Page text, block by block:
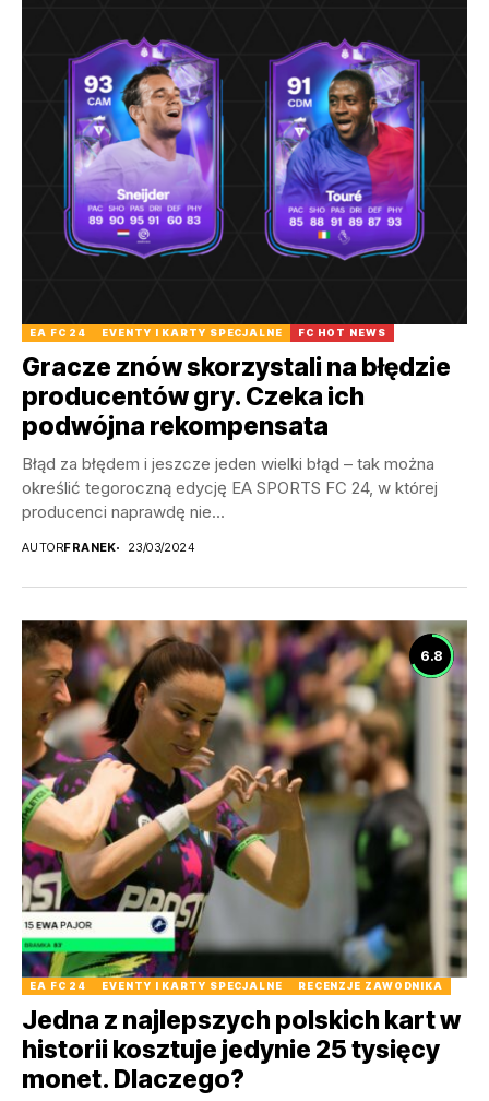
EA FC 24 EVENTY I KARTY SPECJALNE FC HOT NEWS
Gracze znów skorzystali na błędzie
producentów gry. Czeka ich
podwójna rekompensata
Błąd za błędem i jeszcze jeden wielki błąd – tak można
określić tegoroczną edycję EA SPORTS FC 24, w której
producenci naprawdę nie...
AUTORFRANEK 23/03/2024
6.8
EA FC 24 EVENTY I KARTY SPECJALNE RECENZJE ZAWODNIKA
Jedna z najlepszych polskich kart w
historii kosztuje jedynie 25 tysięcy
monet. Dlaczego?